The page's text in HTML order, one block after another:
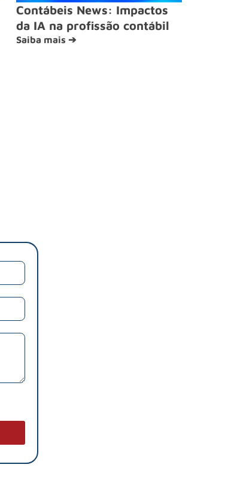
Contábeis News: Impactos
da IA na profissão contábil
Saiba mais ➔